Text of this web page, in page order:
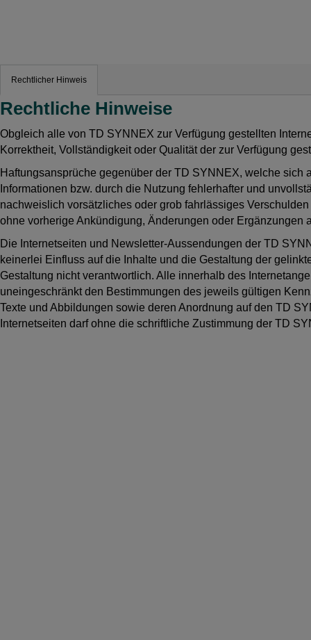
Rechtlicher Hinweis
Rechtliche Hinweise
Obgleich alle von TD SYNNEX zur Verfügung gestellten
Korrektheit, Vollständigkeit oder Qualität der zur Verfügung
Haftungsansprüche gegenüber der TD SYNNEX, welche
Informationen bzw. durch die Nutzung fehlerhafter und
nachweislich vorsätzliches oder grob fahrlässiges
ohne vorherige Ankündigung, Änderungen oder Ergänzungen
Die Internetseiten und Newsletter-Aussendungen der TD
keinerlei Einfluss auf die Inhalte und die Gestaltung der
Gestaltung nicht verantwortlich. Alle innerhalb des
uneingeschränkt den Bestimmungen des jeweils gültigen
Texte und Abbildungen sowie deren Anordnung auf den TD
Internetseiten darf ohne die schriftliche Zustimmung der TD